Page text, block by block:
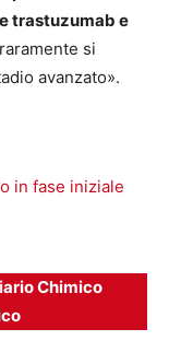
trastuzumab e
si
avanzato».
in fase iniziale
Chimico